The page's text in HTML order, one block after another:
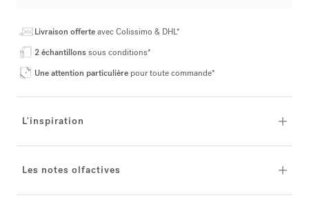
Livraison offerteavec Colissimo & DHL*
2 échantillonssous conditions*
Une attention particulière pour toute commande*
L'inspiration
Les notes olfactives